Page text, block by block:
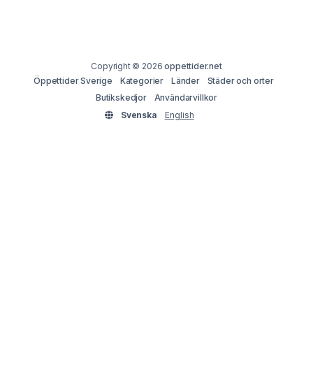
Copyright © 2026oppettider.net
Öppettider Sverige
Kategorier Länder
Städer och orter
Butikskedjor
Användarvillkor
Svenska
English